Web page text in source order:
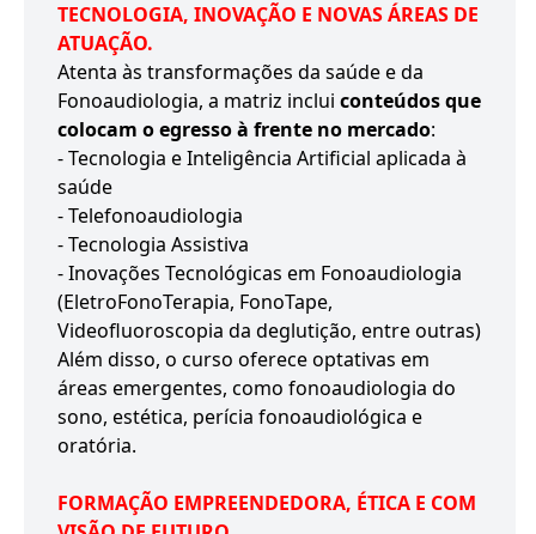
TECNOLOGIA, INOVAÇÃO E NOVAS ÁREAS DE
ATUAÇÃO.
Atenta às transformações da saúde e da
Fonoaudiologia, a matriz inclui conteúdos que
colocam o egresso à frente no mercado:
- Tecnologia e Inteligência Artificial aplicada à
saúde
- Telefonoaudiologia
- Tecnologia Assistiva
- Inovações Tecnológicas em Fonoaudiologia
(EletroFonoTerapia, FonoTape,
Videofluoroscopia da deglutição, entre outras)
Além disso, o curso oferece optativas em
áreas emergentes, como fonoaudiologia do
sono, estética, perícia fonoaudiológica e
oratória.
FORMAÇÃO EMPREENDEDORA, ÉTICA E COM